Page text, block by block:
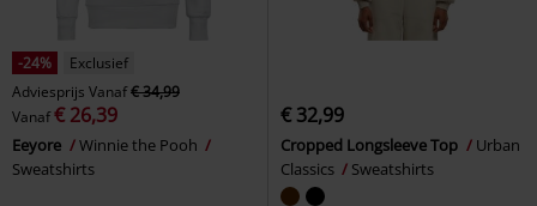
-24%
Exclusief
Adviesprijs Vanaf€ 34,99
Vanaf€ 26,39
Eeyore
Winnie the Pooh
Sweatshirts
€ 32,99
Cropped Longsleeve Top
Urban
Classics
Sweatshirts